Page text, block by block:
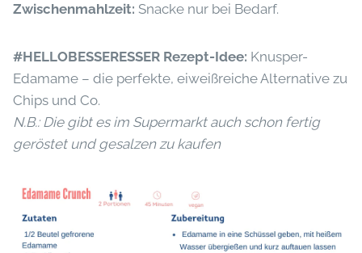
Zwischenmahlzeit: Snacke nur bei Bedarf.
#HELLOBESSERESSER Rezept-Idee: Knusper-
Edamame – die perfekte, eiweißreiche Alternative zu
Chips und Co.
N.B.: Die gibt es im Supermarkt auch schon fertig
geröstet und gesalzen zu kaufen